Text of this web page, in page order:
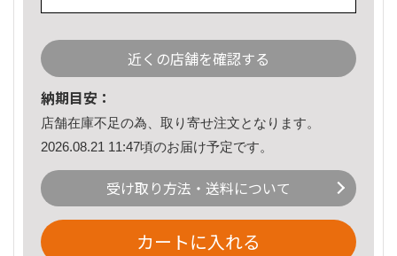
近くの店舗を確認する
納期目安：
店舗在庫不足の為、取り寄せ注文となります。
2026.08.21 11:47頃のお届け予定です。
受け取り方法・送料について
カートに入れる